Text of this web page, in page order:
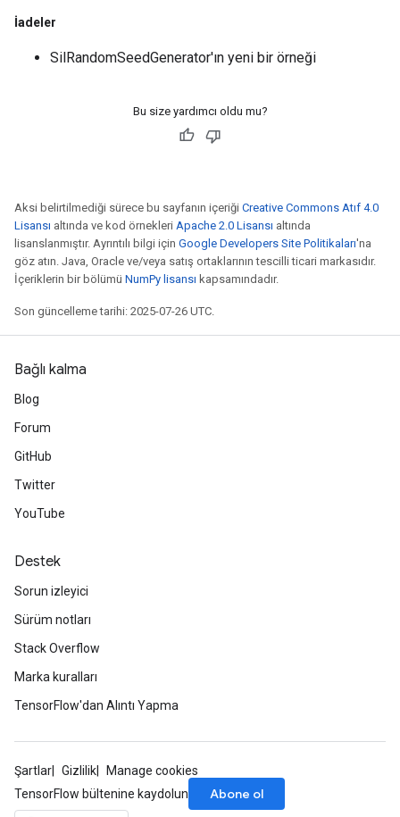
İadeler
SilRandomSeedGenerator'ın yeni bir örneği
Bu size yardımcı oldu mu?
Aksi belirtilmediği sürece bu sayfanın içeriği Creative Commons Atıf 4.0
Lisansı altında ve kod örnekleri Apache 2.0 Lisansı altında
lisanslanmıştır. Ayrıntılı bilgi için Google Developers Site Politikaları'na
göz atın. Java, Oracle ve/veya satış ortaklarının tescilli ticari markasıdır.
İçeriklerin bir bölümü NumPy lisansı kapsamındadır.
Son güncelleme tarihi: 2025-07-26 UTC.
Bağlı kalma
Blog
Forum
GitHub
Twitter
YouTube
Destek
Sorun izleyici
Sürüm notları
Stack Overflow
Marka kuralları
TensorFlow'dan Alıntı Yapma
Şartlar Gizlilik
Manage cookies
TensorFlow bültenine kaydolun
Abone ol